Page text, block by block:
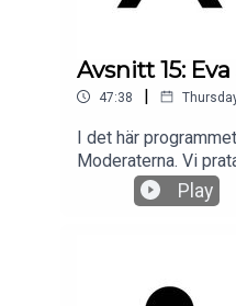
Avsnitt 15:
47:38 |
I det här
Moderaterna. Vi
varit med och
pratar också om
Play